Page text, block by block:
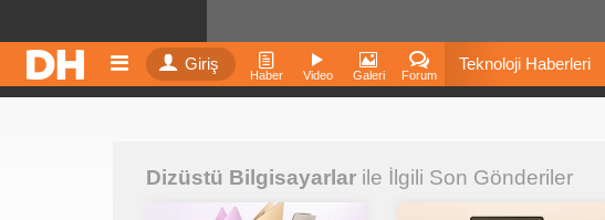
Giriş
Haber Video Galeri Forum
Teknoloji Haberleri
Fiyatları Vizyondaki
Dizüstü Bilgisayarlar ile İlgili Son Gönderiler